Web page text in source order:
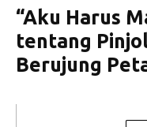
“Aku Harus
tentang
Berujung